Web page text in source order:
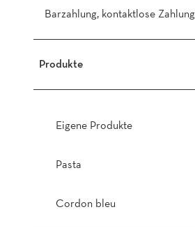
Barzahlung, kontaktlose Zahlung
Produkte
Eigene Produkte
Pasta
Cordon bleu